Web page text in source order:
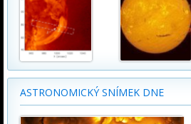
ASTRONOMICKÝ SNÍMEK DNE